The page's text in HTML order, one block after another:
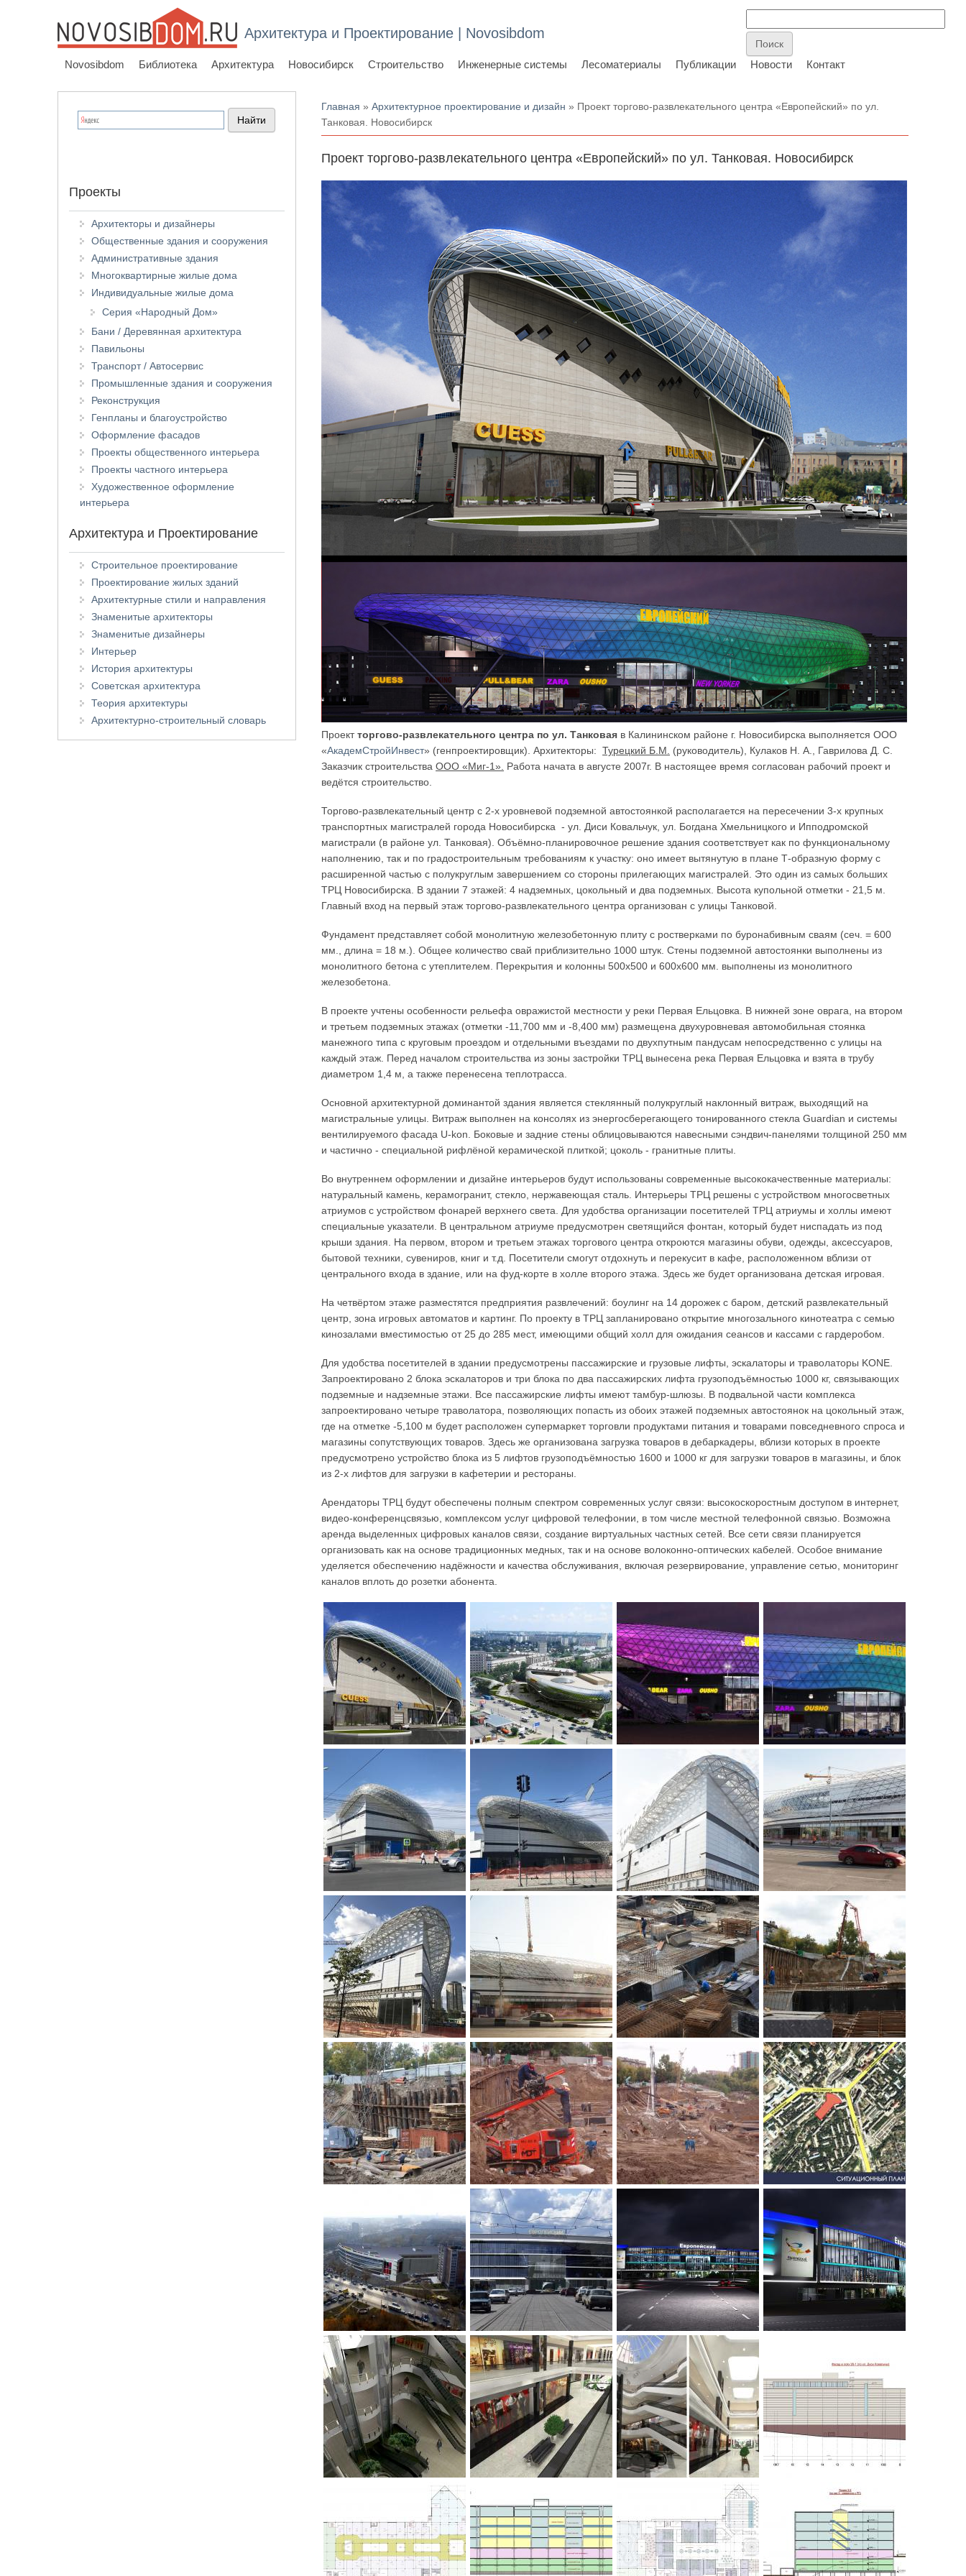
Архитектура и Проектирование | Novosibdom
Novosibdom Библиотека Архитектура Новосибирск Строительство Инженерные системы Лесоматериалы Публикации Новости Контакт
Вы здесь
Главная »Архитектурное проектирование и дизайн » Проект торгово-развлекательного центра «Европейский» по ул.
Танковая. Новосибирск
Проект торгово-развлекательного центра «Европейский» по ул. Танковая. Новосибирск
Проектторгово-развлекательного центра по ул. Танковая в Калининском районе г. Новосибирска выполняется ООО
«АкадемСтройИнвест» (генпроектировщик). Архитекторы:Турецкий Б.М.
(руководитель), Кулаков Н. А., Гаврилова Д. С.
Заказчик строительстваООО «Миг-1». Работа начата в августе 2007г. В настоящее время согласован рабочий проект и
ведётся строительство.
Торгово-развлекательный центр с 2-х уровневой подземной автостоянкой располагается на пересечении 3-х крупных
транспортных магистралей города Новосибирска - ул. Диси Ковальчук, ул. Богдана Хмельницкого и Ипподромской
магистрали (в районе ул. Танковая). Объёмно-планировочное решение здания соответствует как по функциональному
наполнению, так и по градостроительным требованиям к участку: оно имеет вытянутую в плане Т-образную форму с
расширенной частью с полукруглым завершением со стороны прилегающих магистралей. Это один из самых больших
ТРЦ Новосибирска. В здании 7 этажей: 4 надземных, цокольный и два подземных. Высота купольной отметки - 21,5 м.
Главный вход на первый этаж торгово-развлекательного центра организован с улицы Танковой.
Фундамент представляет собой монолитную железобетонную плиту с ростверками по буронабивным сваям (сеч. = 600
мм., длина = 18 м.). Общее количество свай приблизительно 1000 штук. Стены подземной автостоянки выполнены из
монолитного бетона с утеплителем. Перекрытия и колонны 500х500 и 600х600 мм. выполнены из монолитного
железобетона.
В проекте учтены особенности рельефа овражистой местности у реки Первая Ельцовка. В нижней зоне оврага, на втором
и третьем подземных этажах (отметки -11,700 мм и -8,400 мм) размещена двухуровневая автомобильная стоянка
манежного типа с круговым проездом и отдельными въездами по двухпутным пандусам непосредственно с улицы на
каждый этаж. Перед началом строительства из зоны застройки ТРЦ вынесена река Первая Ельцовка и взята в трубу
диаметром 1,4 м, а также перенесена теплотрасса.
Основной архитектурной доминантой здания является стеклянный полукруглый наклонный витраж, выходящий на
магистральные улицы. Витраж выполнен на консолях из энергосберегающего тонированного стекла Guardian и системы
вентилируемого фасада U-kon. Боковые и задние стены облицовываются навесными сэндвич-панелями толщиной 250 мм
и частично - специальной рифлёной керамической плиткой; цоколь - гранитные плиты.
Во внутреннем оформлении и дизайне интерьеров будут использованы современные высококачественные материалы:
натуральный камень, керамогранит, стекло, нержавеющая сталь. Интерьеры ТРЦ решены с устройством многосветных
атриумов с устройством фонарей верхнего света. Для удобства организации посетителей ТРЦ атриумы и холлы имеют
специальные указатели. В центральном атриуме предусмотрен светящийся фонтан, который будет ниспадать из под
крыши здания. На первом, втором и третьем этажах торгового центра откроются магазины обуви, одежды, аксессуаров,
бытовой техники, сувениров, книг и т.д. Посетители смогут отдохнуть и перекусит в кафе, расположенном вблизи от
центрального входа в здание, или на фуд-корте в холле второго этажа. Здесь же будет организована детская игровая.
На четвёртом этаже разместятся предприятия развлечений: боулинг на 14 дорожек с баром, детский развлекательный
центр, зона игровых автоматов и картинг. По проекту в ТРЦ запланировано открытие многозального кинотеатра с семью
кинозалами вместимостью от 25 до 285 мест, имеющими общий холл для ожидания сеансов и кассами с гардеробом.
Для удобства посетителей в здании предусмотрены пассажирские и грузовые лифты, эскалаторы и траволаторы KONE.
Запроектировано 2 блока эскалаторов и три блока по два пассажирских лифта грузоподъёмностью 1000 кг, связывающих
подземные и надземные этажи. Все пассажирские лифты имеют тамбур-шлюзы. В подвальной части комплекса
запроектировано четыре траволатора, позволяющих попасть из обоих этажей подземных автостоянок на цокольный этаж,
где на отметке -5,100 м будет расположен супермаркет торговли продуктами питания и товарами повседневного спроса и
магазины сопутствующих товаров. Здесь же организована загрузка товаров в дебаркадеры, вблизи которых в проекте
предусмотрено устройство блока из 5 лифтов грузоподъёмностью 1600 и 1000 кг для загрузки товаров в магазины, и блок
из 2-х лифтов для загрузки в кафетерии и рестораны.
Арендаторы ТРЦ будут обеспечены полным спектром современных услуг связи: высокоскоростным доступом в интернет,
видео-конференцсвязью, комплексом услуг цифровой телефонии, в том числе местной телефонной связью. Возможна
аренда выделенных цифровых каналов связи, создание виртуальных частных сетей. Все сети связи планируется
организовать как на основе традиционных медных, так и на основе волоконно-оптических кабелей. Особое внимание
уделяется обеспечению надёжности и качества обслуживания, включая резервирование, управление сетью, мониторинг
каналов вплоть до розетки абонента.
Проекты
Архитекторы и дизайнеры
Общественные здания и сооружения
Административные здания
Многоквартирные жилые дома
Индивидуальные жилые дома
Серия «Народный Дом»
Бани / Деревянная архитектура
Павильоны
Транспорт / Автосервис
Промышленные здания и сооружения
Реконструкция
Генпланы и благоустройство
Оформление фасадов
Проекты общественного интерьера
Проекты частного интерьера
Художественное оформление
интерьера
Архитектура и Проектирование
Строительное проектирование
Проектирование жилых зданий
Архитектурные стили и направления
Знаменитые архитекторы
Знаменитые дизайнеры
Интерьер
История архитектуры
Советская архитектура
Теория архитектуры
Архитектурно-строительный словарь